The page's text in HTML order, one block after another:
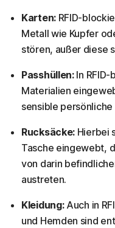
Karten:RFID-
Metall wie Kupfer
stören, außer diese
Passhüllen:In RFID-
Materialien
sensible
Rucksäcke: Hierbei
Tasche eingewebt,
von darin
austreten.
Kleidung: Auch in
und Hemden sind